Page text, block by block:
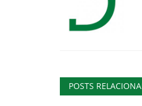
POSTS
Cultura